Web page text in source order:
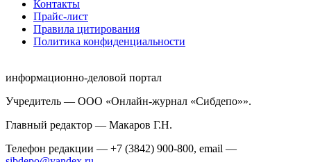
Контакты
Прайс-лист
Правила цитирования
Политика конфиденциальности
информационно-деловой портал
Учредитель — ООО «Онлайн-журнал «Сибдепо»».
Главный редактор — Макаров Г.Н.
Телефон редакции — +7 (3842) 900-800, email —